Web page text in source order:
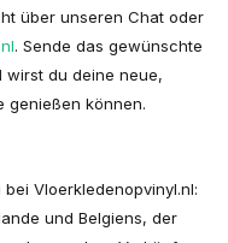
über unseren Chat oder
. Sende das gewünschte
wirst du deine neue,
genießen können.
Vloerkledenopvinyl.nl:
und Belgiens, der